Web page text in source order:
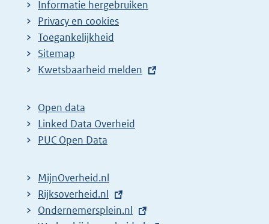
Informatie hergebruiken
Privacy en cookies
Toegankelijkheid
Sitemap
E
t
e
r
l
i
n
Kwetsbaarheid melden
Open data
Linked Data Overheid
PUC Open Data
MijnOverheid.nl
E
x
Rijksoverheid.nl
E
Ondernemersplein.nl